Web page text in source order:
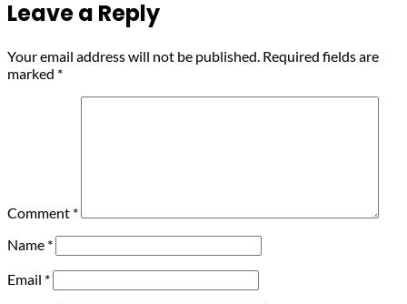
Leave a Reply
Your email address will not be published. Required fields are
marked *
Comment *
Name *
Email *